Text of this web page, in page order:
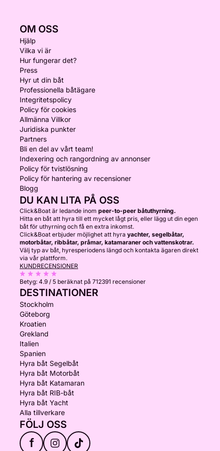
OM OSS
Hjälp
Vilka vi är
Hur fungerar det?
Press
Hyr ut din båt
Professionella båtägare
Integritetspolicy
Policy för cookies
Allmänna Villkor
Juridiska punkter
Partners
Bli en del av vårt team!
Indexering och rangordning av annonser
Policy för tvistlösning
Policy för hantering av recensioner
Blogg
DU KAN LITA PÅ OSS
Click&Boat är ledande inom peer-to-peer båtuthyrning.
Hitta en båt att hyra till ett mycket lågt pris, eller lägg ut din egen
båt för uthyrning och få en extra inkomst.
Click&Boat erbjuder möjlighet att hyra yachter, segelbåtar,
motorbåtar, ribbåtar, pråmar, katamaraner och vattenskotrar.
Välj typ av båt, hyresperiodens längd och kontakta ägaren direkt
via vår plattform.
KUNDRECENSIONER
Betyg: 4.9 / 5 beräknat på 712391 recensioner
DESTINATIONER
Stockholm
Göteborg
Kroatien
Grekland
Italien
Spanien
Hyra båt Segelbåt
Hyra båt Motorbåt
Hyra båt Katamaran
Hyra båt RIB-båt
Hyra båt Yacht
Alla tillverkare
FÖLJ OSS
f